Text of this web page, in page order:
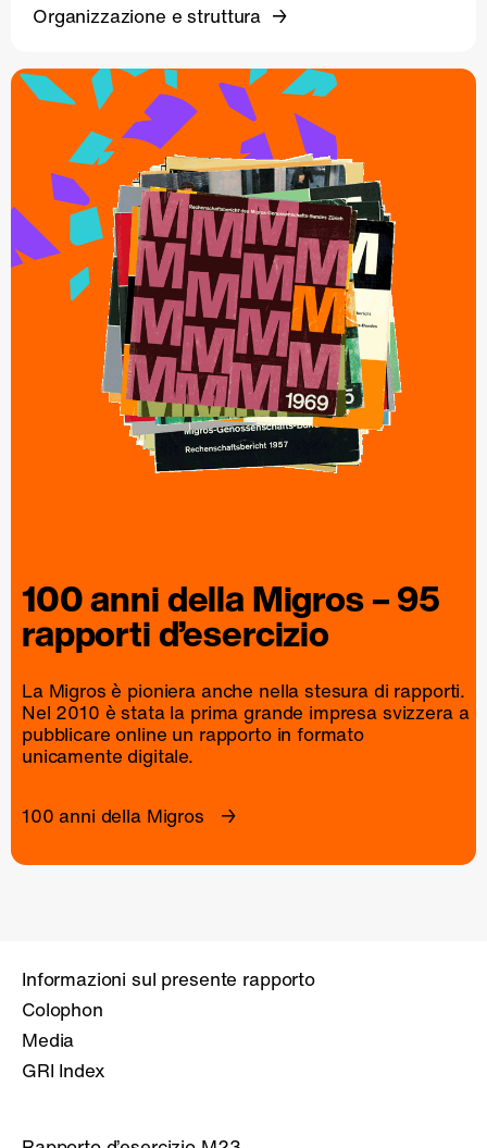
Organizzazione e struttura
100 anni dellaMigros– 95
rapportid’esercizio
La Migros è pioniera anche nella stesura di rapporti.
Nel 2010 è stata la prima grande impresa svizzera a
pubblicare online un rapportoin formato
unicamente digitale.
100 anni della Migros
Informazioni sul presente rapporto
Colophon
Media
GRI Index